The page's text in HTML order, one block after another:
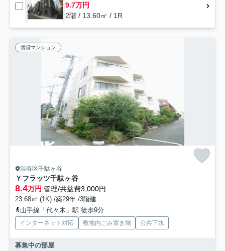
9.7万円
2階 / 13.60㎡ / 1R
賃貸マンション
渋谷区千駄ヶ谷
Ｙフラッツ千駄ヶ谷
8.4万円 管理/共益費3,000円
23.68㎡ (1K) /築29年 /3階建
山手線「代々木」駅 徒歩9分
インターネット対応 敷地内ごみ置き場 公共下水
募集中の部屋